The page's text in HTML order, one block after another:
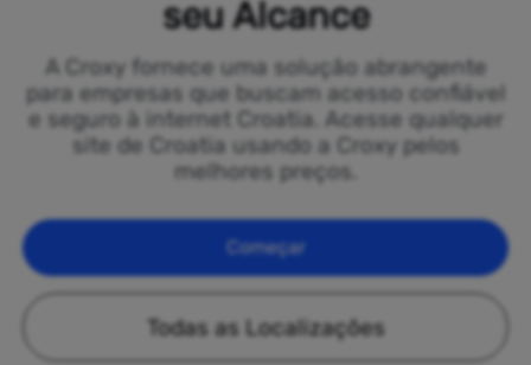
seu Alcance
A Croxy fornece uma solução abrangente
para empresas que buscam acesso confiável
e seguro à internet Croatia. Acesse qualquer
site de Croatia usando a Croxy pelos
melhores preços.
Começar
Todas as Localizações